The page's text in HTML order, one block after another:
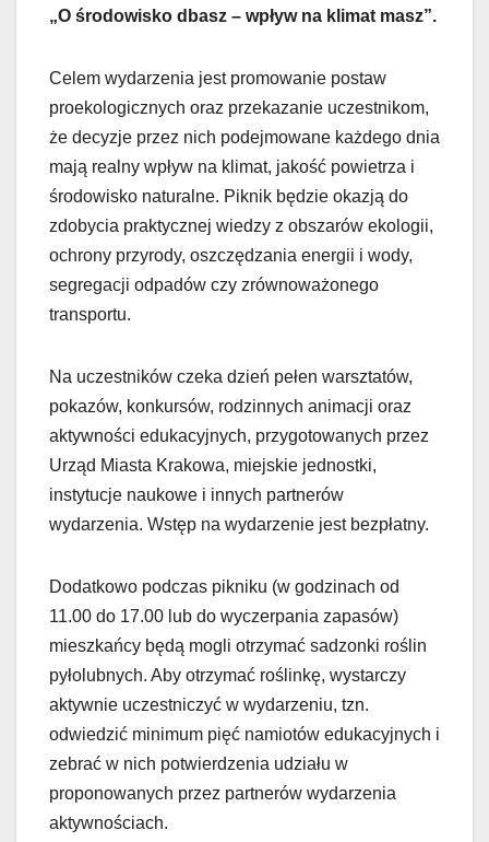
„O środowisko dbasz – wpływ na klimat masz”.
Celem wydarzenia jest promowanie postaw
proekologicznych oraz przekazanie uczestnikom,
że decyzje przez nich podejmowane każdego dnia
mają realny wpływ na klimat, jakość powietrza i
środowisko naturalne. Piknik będzie okazją do
zdobycia praktycznej wiedzy z obszarów ekologii,
ochrony przyrody, oszczędzania energii i wody,
segregacji odpadów czy zrównoważonego
transportu.
Na uczestników czeka dzień pełen warsztatów,
pokazów, konkursów, rodzinnych animacji oraz
aktywności edukacyjnych, przygotowanych przez
Urząd Miasta Krakowa, miejskie jednostki,
instytucje naukowe i innych partnerów
wydarzenia. Wstęp na wydarzenie jest bezpłatny.
Dodatkowo podczas pikniku (w godzinach od
11.00 do 17.00 lub do wyczerpania zapasów)
mieszkańcy będą mogli otrzymać sadzonki roślin
pyłolubnych. Aby otrzymać roślinkę, wystarczy
aktywnie uczestniczyć w wydarzeniu, tzn.
odwiedzić minimum pięć namiotów edukacyjnych i
zebrać w nich potwierdzenia udziału w
proponowanych przez partnerów wydarzenia
aktywnościach.